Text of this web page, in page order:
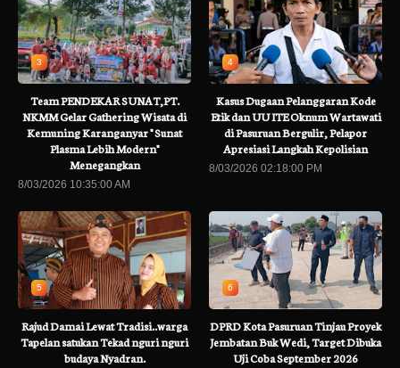
3
Team PENDEKAR SUNAT,PT.
NKMM Gelar Gathering Wisata di
Kemuning Karanganyar " Sunat
Plasma Lebih Modern"
Menegangkan
8/03/2026 10:35:00 AM
4
Kasus Dugaan Pelanggaran Kode
Etik dan UU ITE Oknum Wartawati
di Pasuruan Bergulir, Pelapor
Apresiasi Langkah Kepolisian
8/03/2026 02:18:00 PM
5
Rajud Damai Lewat Tradisi..warga
Tapelan satukan Tekad nguri nguri
budaya Nyadran.
6
DPRD Kota Pasuruan Tinjau Proyek
Jembatan Buk Wedi, Target Dibuka
Uji Coba September 2026